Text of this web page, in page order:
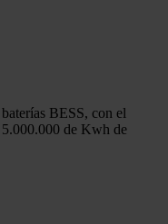
BESS, con el
de Kwh de